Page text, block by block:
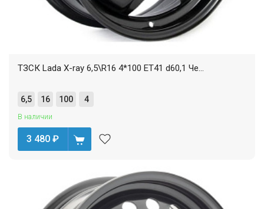
ТЗСК Lada X-ray 6,5\R16 4*100 ET41 d60,1 Че...
6,5 16 100 4
В наличии
3 480 ₽